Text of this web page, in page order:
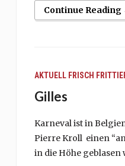
Continue Reading
AKTUELL FRISCH
Gilles
Karneval ist in
Pierre Kroll einen
in die Höhe geblasen